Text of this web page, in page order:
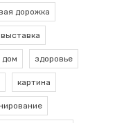
дорожка
выставка
дом здоровье
картина